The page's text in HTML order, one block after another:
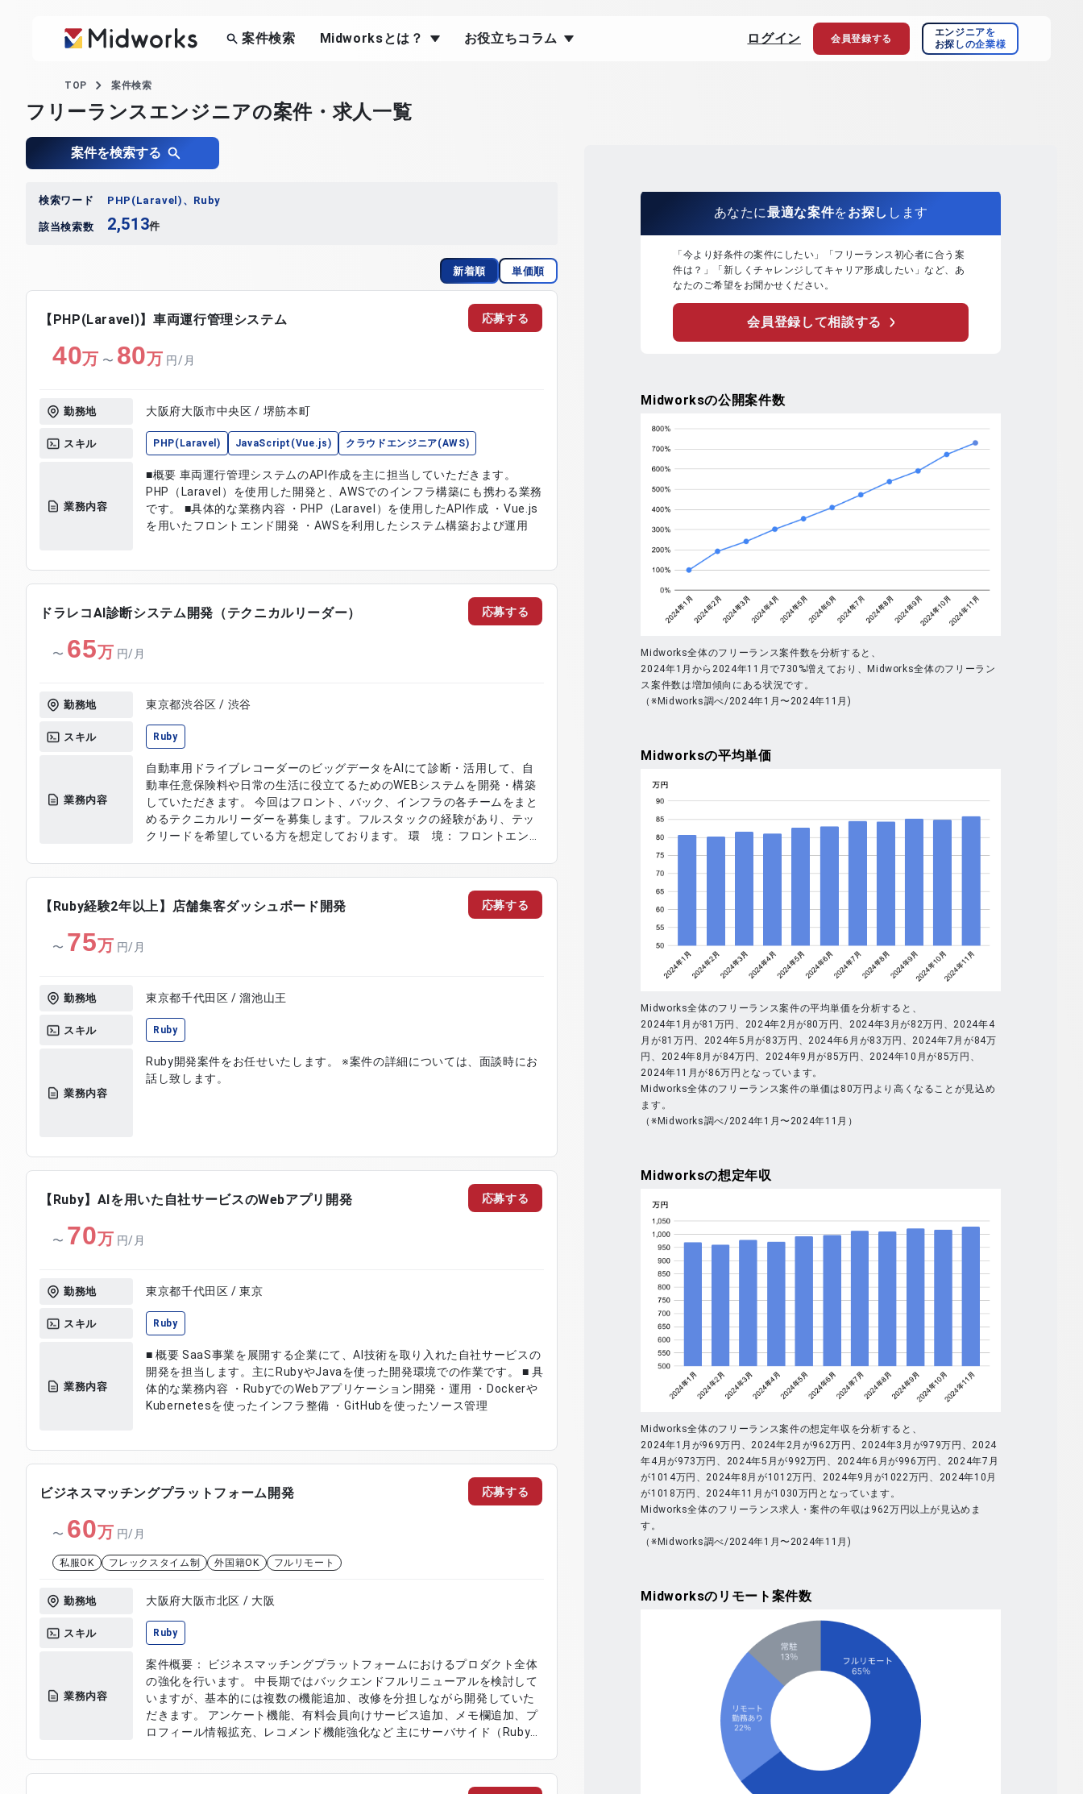
案件検索 Midworksとは？ お役立ちコラム ログイン 会員登録する
エンジニアを
お探しの企業様
TOP 案件検索
フリーランスエンジニアの案件・求人一覧
案件を検索する
検索ワード PHP(Laravel)、Ruby
該当検索数 2,513件
新着順 単価順
【PHP(Laravel)】車両運行管理システム
40万 〜 80万 円/月
勤務地 大阪府大阪市中央区 / 堺筋本町
スキル PHP(Laravel) JavaScript(Vue.js) クラウドエンジニア(AWS)
業務内容
■概要 車両運行管理システムのAPI作成を主に担当していただきます。
PHP（Laravel）を使用した開発と、AWSでのインフラ構築にも携わる業務
です。 ■具体的な業務内容 ・PHP（Laravel）を使用したAPI作成 ・Vue.js
を用いたフロントエンド開発 ・AWSを利用したシステム構築および運用
応募する
ドラレコAI診断システム開発（テクニカルリーダー）
〜 65万 円/月
勤務地 東京都渋谷区 / 渋谷
スキル Ruby
業務内容
自動車用ドライブレコーダーのビッグデータをAIにて診断・活用して、自
動車任意保険料や日常の生活に役立てるためのWEBシステムを開発・構築
していただきます。 今回はフロント、バック、インフラの各チームをまと
めるテクニカルリーダーを募集します。フルスタックの経験があり、テッ
クリードを希望している方を想定しております。 環 境： フロントエン
応募する
【Ruby経験2年以上】店舗集客ダッシュボード開発
〜 75万 円/月
勤務地 東京都千代田区 / 溜池山王
スキル Ruby
業務内容
Ruby開発案件をお任せいたします。 ※案件の詳細については、面談時にお
話し致します。
応募する
【Ruby】AIを用いた自社サービスのWebアプリ開発
〜 70万 円/月
勤務地 東京都千代田区 / 東京
スキル Ruby
業務内容
■ 概要 SaaS事業を展開する企業にて、AI技術を取り入れた自社サービスの
開発を担当します。主にRubyやJavaを使った開発環境での作業です。 ■ 具
体的な業務内容 ・RubyでのWebアプリケーション開発・運用 ・Dockerや
Kubernetesを使ったインフラ整備 ・GitHubを使ったソース管理
応募する
ビジネスマッチングプラットフォーム開発
〜 60万 円/月
私服OK フレックスタイム制 外国籍OK フルリモート
勤務地 大阪府大阪市北区 / 大阪
スキル Ruby
業務内容
案件概要： ビジネスマッチングプラットフォームにおけるプロダクト全体
の強化を行います。 中長期ではバックエンドフルリニューアルを検討して
いますが、基本的には複数の機能追加、改修を分担しながら開発していた
だきます。 アンケート機能、有料会員向けサービス追加、メモ欄追加、プ
ロフィール情報拡充、レコメンド機能強化など 主にサーバサイド（Ruby
応募する
あなたに最適な案件をお探し します
「今より好条件の案件にしたい」「フリーランス初心者に合う案
件は？」「新しくチャレンジしてキャリア形成したい」など、あ
なたのご希望をお聞かせください。
会員登録して相談する
Midworksの公開案件数
Midworks全体のフリーランス案件数を分析すると、
2024年1月から2024年11月で730%増えており、Midworks全体のフリーラン
ス案件数は増加傾向にある状況です。
（※Midworks調べ/2024年1月〜2024年11月)
Midworksの平均単価
Midworks全体のフリーランス案件の平均単価を分析すると、
2024年1月が81万円、2024年2月が80万円、2024年3月が82万円、2024年4
月が81万円、2024年5月が83万円、2024年6月が83万円、2024年7月が84万
円、2024年8月が84万円、2024年9月が85万円、2024年10月が85万円、
2024年11月が86万円となっています。
Midworks全体のフリーランス案件の単価は80万円より高くなることが見込め
ます。
（※Midworks調べ/2024年1月〜2024年11月）
Midworksの想定年収
Midworks全体のフリーランス案件の想定年収を分析すると、
2024年1月が969万円、2024年2月が962万円、2024年3月が979万円、2024
年4月が973万円、2024年5月が992万円、2024年6月が996万円、2024年7月
が1014万円、2024年8月が1012万円、2024年9月が1022万円、2024年10月
が1018万円、2024年11月が1030万円となっています。
Midworks全体のフリーランス求人・案件の年収は962万円以上が見込めま
す。
（※Midworks調べ/2024年1月〜2024年11月)
Midworksのリモート案件数